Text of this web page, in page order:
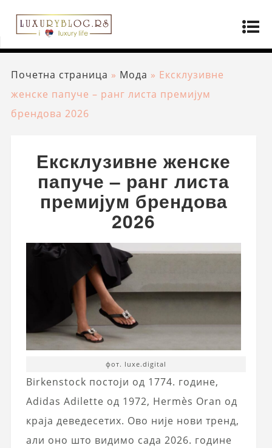
Почетна страница » Мода » Ексклузивне
женске папуче – ранг листа премијум
брендова 2026
Ексклузивне женске
папуче – ранг листа
премијум брендова
2026
фот. luxe.digital
Birkenstock постоји од 1774. године,
Adidas Adilette од 1972, Hermès Oran од
краја деведесетих. Ово није нови тренд,
али оно што видимо сада 2026. године